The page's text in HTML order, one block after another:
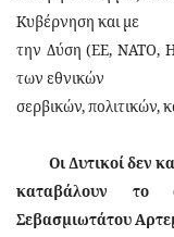
Κυβέρνηση και με
την Δύση (ΕΕ, ΝΑΤΟ,
των εθνικών
σερβικών, πολιτικών,
Οι Δυτικοί δεν
καταβάλουν το
Σεβασμιωτάτου